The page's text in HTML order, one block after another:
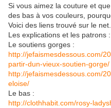
Si vous aimez la couture et
des bas à vos couleurs,
Voici des liens trouvé sur le net.
Les explications et les patrons :
Le soutiens gorges :
http://jefaismesdessous.com/
partir-dun-vieux-soutien-gorge/
http://jefaismesdessous.com/
eloise/
Le bas :
http://clothhabit.com/rosy-